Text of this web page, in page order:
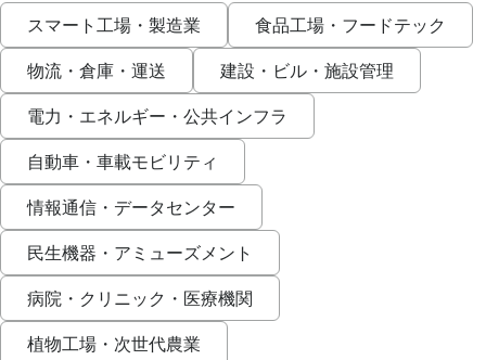
スマート工場・製造業 食品工場・フードテック
物流・倉庫・運送 建設・ビル・施設管理
電力・エネルギー・公共インフラ
自動車・車載モビリティ
情報通信・データセンター
民生機器・アミューズメント
病院・クリニック・医療機関
植物工場・次世代農業